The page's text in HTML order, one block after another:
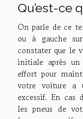
Qu’est-ce
On parle de ce
ou à gauche
constater que le
initiale après
effort pour
votre voiture a
excessif. En cas
les pneus de